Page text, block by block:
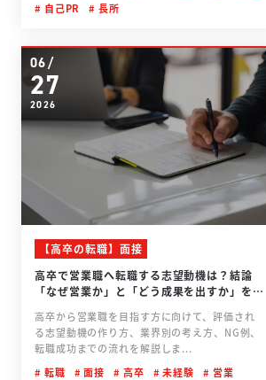
自己PR
長所
06/
27
2026
【高卒の転職】面接
高卒で営業職へ転職する志望動機は？結論
「なぜ営業か」と「どう成果を出すか」を伝
高卒から営業職を目指す方に向けて、評価され
る志望動機の作り方、業界別の考え方、NG例、
転職成功までの流れを解説しま...
転職
面接 高卒 未経験
営業